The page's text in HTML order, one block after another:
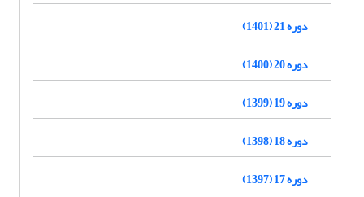
دوره 21 (1401)
دوره 20 (1400)
دوره 19 (1399)
دوره 18 (1398)
دوره 17 (1397)